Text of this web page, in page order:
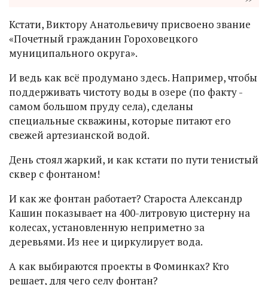
Кстати, Виктору Анатольевичу присвоено звание
«Почетный гражданин Гороховецкого
муниципального округа».
И ведь как всё продумано здесь. Например, чтобы
поддерживать чистоту воды в озере (по факту -
самом большом пруду села), сделаны
специальные скважины, которые питают его
свежей артезианской водой.
День стоял жаркий, и как кстати по пути тенистый
сквер с фонтаном!
И как же фонтан работает? Староста Александр
Кашин показывает на 400-литровую цистерну на
колесах, установленную неприметно за
деревьями. Из нее и циркулирует вода.
А как выбираются проекты в Фоминках? Кто
решает, для чего селу фонтан?